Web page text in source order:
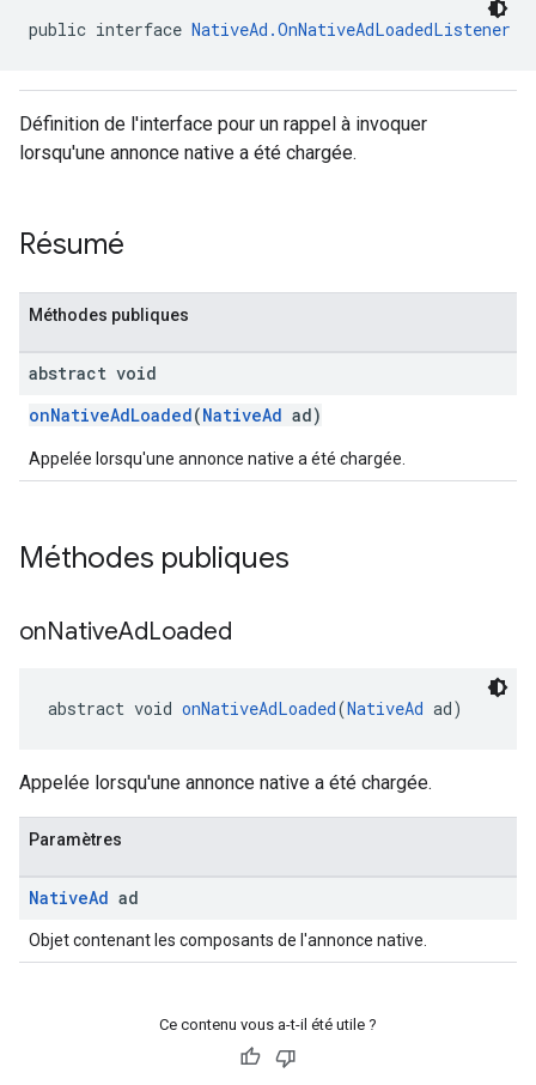
public interface NativeAd.OnNativeAdLoadedListener
Définition de l'interface pour un rappel à invoquer
lorsqu'une annonce native a été chargée.
Résumé
Méthodes publiques
abstract void
onNativeAdLoaded(NativeAd ad)
Appelée lorsqu'une annonce native a été chargée.
Méthodes publiques
onNativeAdLoaded
abstract void onNativeAdLoaded(NativeAd ad)
Appelée lorsqu'une annonce native a été chargée.
Paramètres
NativeAd ad
Objet contenant les composants de l'annonce native.
Ce contenu vous a-t-il été utile ?